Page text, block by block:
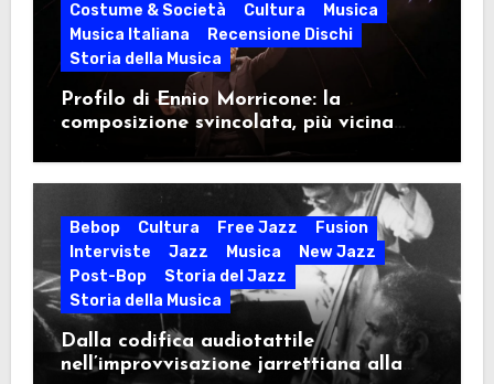
Costume & Società Cultura
Musica
Musica Italiana
Recensione Dischi
Storia della Musica
Profilo di Ennio Morricone: la
composizione svincolata, più vicina
idealmente al modulo jazzistico che al
Bebop Cultura Free Jazz
Fusion
Interviste
Jazz Musica
New Jazz
Post-Bop
Storia del Jazz
Storia della Musica
Dalla codifica audiotattile
nell’improvvisazione jarrettiana alla